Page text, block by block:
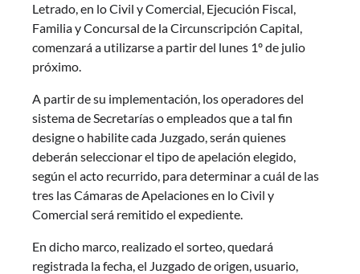
Letrado, en lo Civil y Comercial, Ejecución Fiscal,
Familia y Concursal de la Circunscripción Capital,
comenzará a utilizarse a partir del lunes 1º de julio
próximo.
A partir de su implementación, los operadores del
sistema de Secretarías o empleados que a tal fin
designe o habilite cada Juzgado, serán quienes
deberán seleccionar el tipo de apelación elegido,
según el acto recurrido, para determinar a cuál de las
tres las Cámaras de Apelaciones en lo Civil y
Comercial será remitido el expediente.
En dicho marco, realizado el sorteo, quedará
registrada la fecha, el Juzgado de origen, usuario,